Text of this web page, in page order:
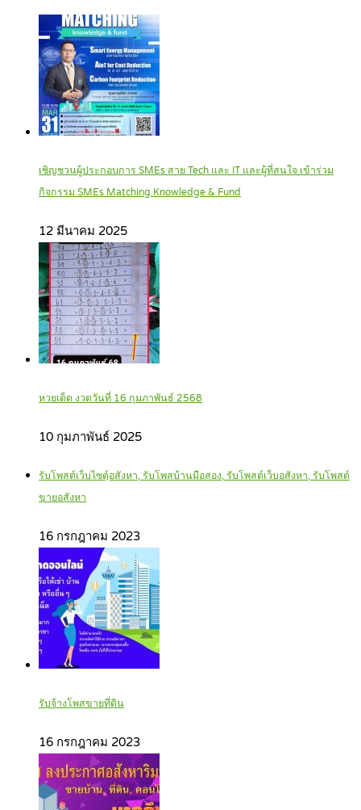
เชิญชวนผู้ประกอบการ SMEs สาย Tech และ IT และผู้ที่สนใจ เข้าร่วม
กิจกรรม SMEs Matching Knowledge & Fund
12 มีนาคม 2025
หวยเด็ด งวดวันที่ 16 กุมภาพันธ์ 2568
10 กุมภาพันธ์ 2025
รับโพสต์เว็บไซตฺ์อสังหา, รับโพสบ้านมือสอง, รับโพสต์เว็บอสังหา, รับโพสต์
ขายอสังหา
16 กรกฎาคม 2023
รับจ้างโพสขายที่ดิน
16 กรกฎาคม 2023